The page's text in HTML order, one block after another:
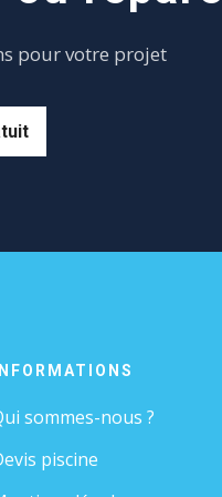
pour votre projet
INFORMATIONS
sommes-nous ?
piscine